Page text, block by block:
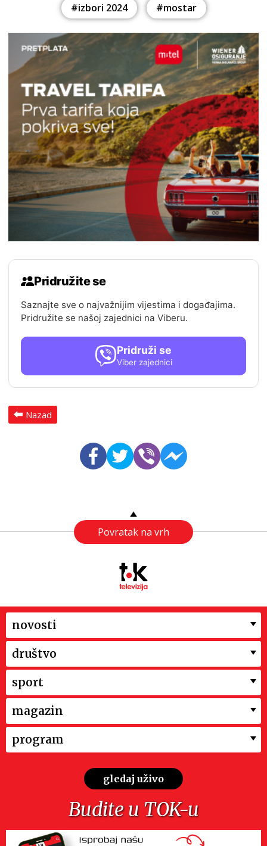
#izbori 2024 #mostar
Pridružite se
Saznajte sve o najvažnijim vijestima i događajima.
Pridružite se našoj zajednici na Viberu.
Pridruži se
Viber zajednici
Nazad
Povratak na vrh
novosti
društvo
sport
magazin
program
gledaj uživo
Budite u TOK-u